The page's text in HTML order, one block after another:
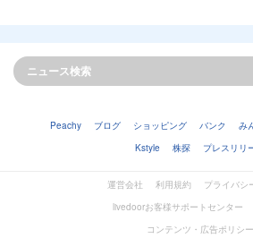
Peachy ブログ ショッピング バンク み
Kstyle
株探 プレスリリ
運営会社 利用規約
プライバシ
livedoorお客様サポートセンター
コンテンツ・広告ポリシー